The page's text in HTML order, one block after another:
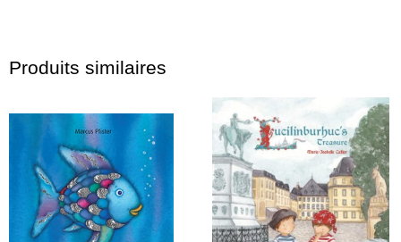
Produits similaires